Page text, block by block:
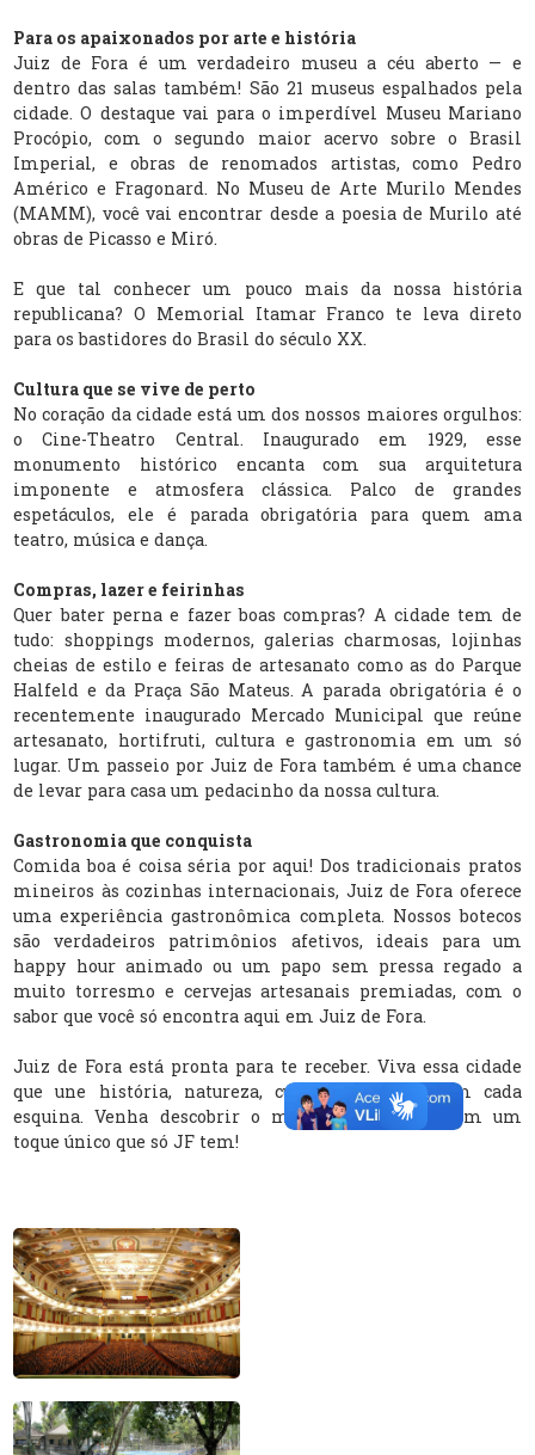
Para os apaixonados por arte e história
Juiz de Fora é um verdadeiro museu a céu aberto — e
dentro das salas também! São 21 museus espalhados pela
cidade. O destaque vai para o imperdível Museu Mariano
Procópio, com o segundo maior acervo sobre o Brasil
Imperial, e obras de renomados artistas, como Pedro
Américo e Fragonard. No Museu de Arte Murilo Mendes
(MAMM), você vai encontrar desde a poesia de Murilo até
obras de Picasso e Miró.
E que tal conhecer um pouco mais da nossa história
republicana? O Memorial Itamar Franco te leva direto
para os bastidores do Brasil do século XX.
Cultura que se vive de perto
No coração da cidade está um dos nossos maiores orgulhos:
o Cine-Theatro Central. Inaugurado em 1929, esse
monumento histórico encanta com sua arquitetura
imponente e atmosfera clássica. Palco de grandes
espetáculos, ele é parada obrigatória para quem ama
teatro, música e dança.
Compras, lazer e feirinhas
Quer bater perna e fazer boas compras? A cidade tem de
tudo: shoppings modernos, galerias charmosas, lojinhas
cheias de estilo e feiras de artesanato como as do Parque
Halfeld e da Praça São Mateus. A parada obrigatória é o
recentemente inaugurado Mercado Municipal que reúne
artesanato, hortifruti, cultura e gastronomia em um só
lugar. Um passeio por Juiz de Fora também é uma chance
de levar para casa um pedacinho da nossa cultura.
Gastronomia que conquista
Comida boa é coisa séria por aqui! Dos tradicionais pratos
mineiros às cozinhas internacionais, Juiz de Fora oferece
uma experiência gastronômica completa. Nossos botecos
são verdadeiros patrimônios afetivos, ideais para um
happy hour animado ou um papo sem pressa regado a
muito torresmo e cervejas artesanais premiadas, com o
sabor que você só encontra aqui em Juiz de Fora.
Juiz de Fora está pronta para te receber. Viva essa cidade
que une história, natureza, cultura e alegria em cada
esquina. Venha descobrir o melhor de Minas com um
toque único que só JF tem!